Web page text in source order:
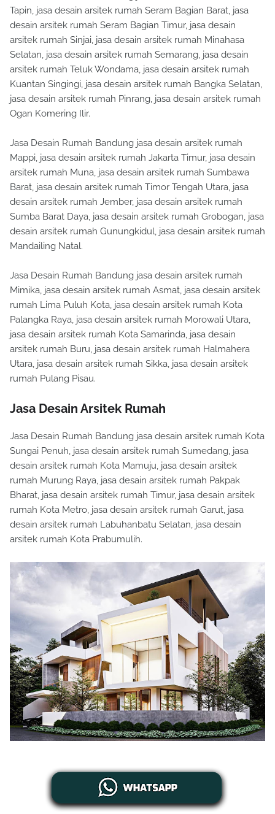
Tapin, jasa desain arsitek rumah Seram Bagian Barat, jasa
desain arsitek rumah Seram Bagian Timur, jasa desain
arsitek rumah Sinjai, jasa desain arsitek rumah Minahasa
Selatan, jasa desain arsitek rumah Semarang, jasa desain
arsitek rumah Teluk Wondama, jasa desain arsitek rumah
Kuantan Singingi, jasa desain arsitek rumah Bangka Selatan,
jasa desain arsitek rumah Pinrang, jasa desain arsitek rumah
Ogan Komering Ilir.
Jasa Desain Rumah Bandung jasa desain arsitek rumah
Mappi, jasa desain arsitek rumah Jakarta Timur, jasa desain
arsitek rumah Muna, jasa desain arsitek rumah Sumbawa
Barat, jasa desain arsitek rumah Timor Tengah Utara, jasa
desain arsitek rumah Jember, jasa desain arsitek rumah
Sumba Barat Daya, jasa desain arsitek rumah Grobogan, jasa
desain arsitek rumah Gunungkidul, jasa desain arsitek rumah
Mandailing Natal.
Jasa Desain Rumah Bandung jasa desain arsitek rumah
Mimika, jasa desain arsitek rumah Asmat, jasa desain arsitek
rumah Lima Puluh Kota, jasa desain arsitek rumah Kota
Palangka Raya, jasa desain arsitek rumah Morowali Utara,
jasa desain arsitek rumah Kota Samarinda, jasa desain
arsitek rumah Buru, jasa desain arsitek rumah Halmahera
Utara, jasa desain arsitek rumah Sikka, jasa desain arsitek
rumah Pulang Pisau.
Jasa Desain Arsitek Rumah
Jasa Desain Rumah Bandung jasa desain arsitek rumah Kota
Sungai Penuh, jasa desain arsitek rumah Sumedang, jasa
desain arsitek rumah Kota Mamuju, jasa desain arsitek
rumah Murung Raya, jasa desain arsitek rumah Pakpak
Bharat, jasa desain arsitek rumah Timur, jasa desain arsitek
rumah Kota Metro, jasa desain arsitek rumah Garut, jasa
desain arsitek rumah Labuhanbatu Selatan, jasa desain
arsitek rumah Kota Prabumulih.